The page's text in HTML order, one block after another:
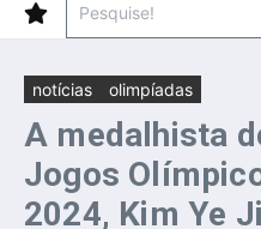
notícias olimpíadas
A medalhista
Jogos
2024, Kim Ye